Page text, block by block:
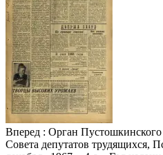
Вперед : Орган
Совета депутатов трудящихся,